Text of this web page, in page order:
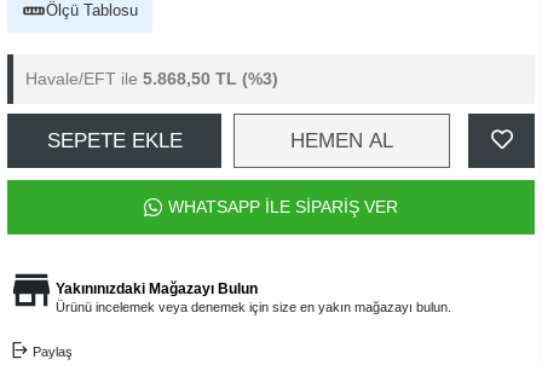
Ölçü Tablosu
Havale/EFT ile 5.868,50 TL (%3)
SEPETE EKLE HEMEN AL
WHATSAPP İLE SİPARİŞ VER
Yakınınızdaki Mağazayı Bulun
Ürünü incelemek veya denemek için size en yakın mağazayı bulun.
Paylaş